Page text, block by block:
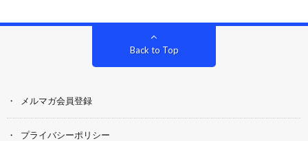
Back to Top
メルマガ会員登録
プライバシーポリシー